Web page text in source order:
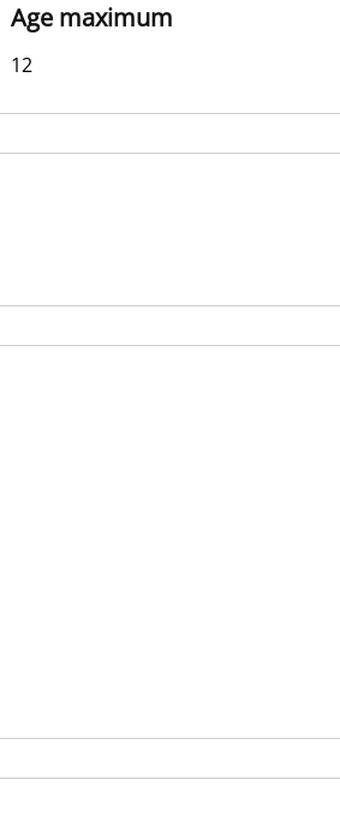
Age maximum
12